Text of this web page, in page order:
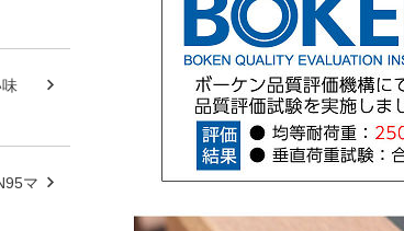
味
マ